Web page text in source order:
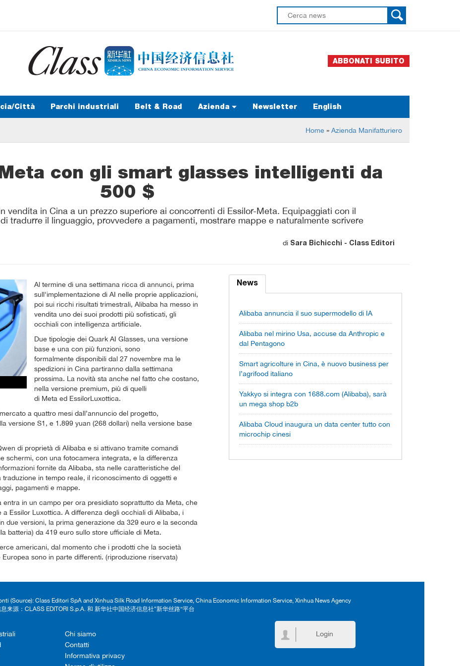
ABBONATI SUBITO
Città Parchi industriali Belt & Road Azienda Newsletter English
Home » Azienda Manifatturiero
con gli smart glasses intelligenti da
500 $
vendita in Cina a un prezzo superiore ai concorrenti di Essilor-Meta. Equipaggiati con il
tradurre il linguaggio, provvedere a pagamenti, mostrare mappe e naturalmente scrivere
di Sara Bichicchi - Class Editori
Al termine di una settimana ricca di annunci, prima
sull'implementazione di AI nelle proprie applicazioni,
poi sui ricchi risultati trimestrali, Alibaba ha messo in
vendita uno dei suoi prodotti più sofisticati, gli
occhiali con intelligenza artificiale.
Due tipologie dei Quark AI Glasses, una versione
base e una con più funzioni, sono
formalmente disponibili dal 27 novembre ma le
spedizioni in Cina partiranno dalla settimana
prossima. La novità sta anche nel fatto che costano,
nella versione premium, più di quelli
di Meta ed EssilorLuxottica.
a quattro mesi dall’annuncio del progetto,
versione S1, e 1.899 yuan (268 dollari) nella versione base
di proprietà di Alibaba e si attivano tramite comandi
schermi, con una fotocamera integrata, e la differenza
fornite da Alibaba, sta nelle caratteristiche del
in tempo reale, il riconoscimento di oggetti e
pagamenti e mappe.
entra in un campo per ora presidiato soprattutto da Meta, che
Essilor Luxottica. A differenza degli occhiali di Alibaba, i
due versioni, la prima generazione da 329 euro e la seconda
batteria) da 419 euro sullo store ufficiale di Meta.
americani, dal momento che i prodotti che la società
sono in parte differenti. (riproduzione riservata)
News
Alibaba annuncia il suo supermodello di IA
Alibaba nel mirino Usa, accuse da Anthropic e
dal Pentagono
Smart agricolture in Cina, è nuovo business per
l’agrifood italiano
Yakkyo si integra con 1688.com (Alibaba), sarà
un mega shop b2b
Alibaba Cloud inaugura un data center tutto con
microchip cinesi
(Source): Class Editori SpA and Xinhua Silk Road Information Service, China Economic Information Service, Xinhua News Agency
来源：CLASS EDITORI S.p.A. 和 新华社中国经济信息社“新华丝路”平台
Chi siamo
Contatti
Informativa privacy
Login